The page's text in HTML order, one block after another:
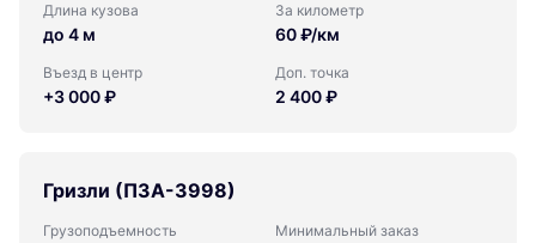
Длина кузова
до 4 м
За километр
60 ₽/км
Въезд в центр
+3 000 ₽
Доп. точка
2 400 ₽
Гризли (ПЗА-3998)
Грузоподъемность Минимальный заказ